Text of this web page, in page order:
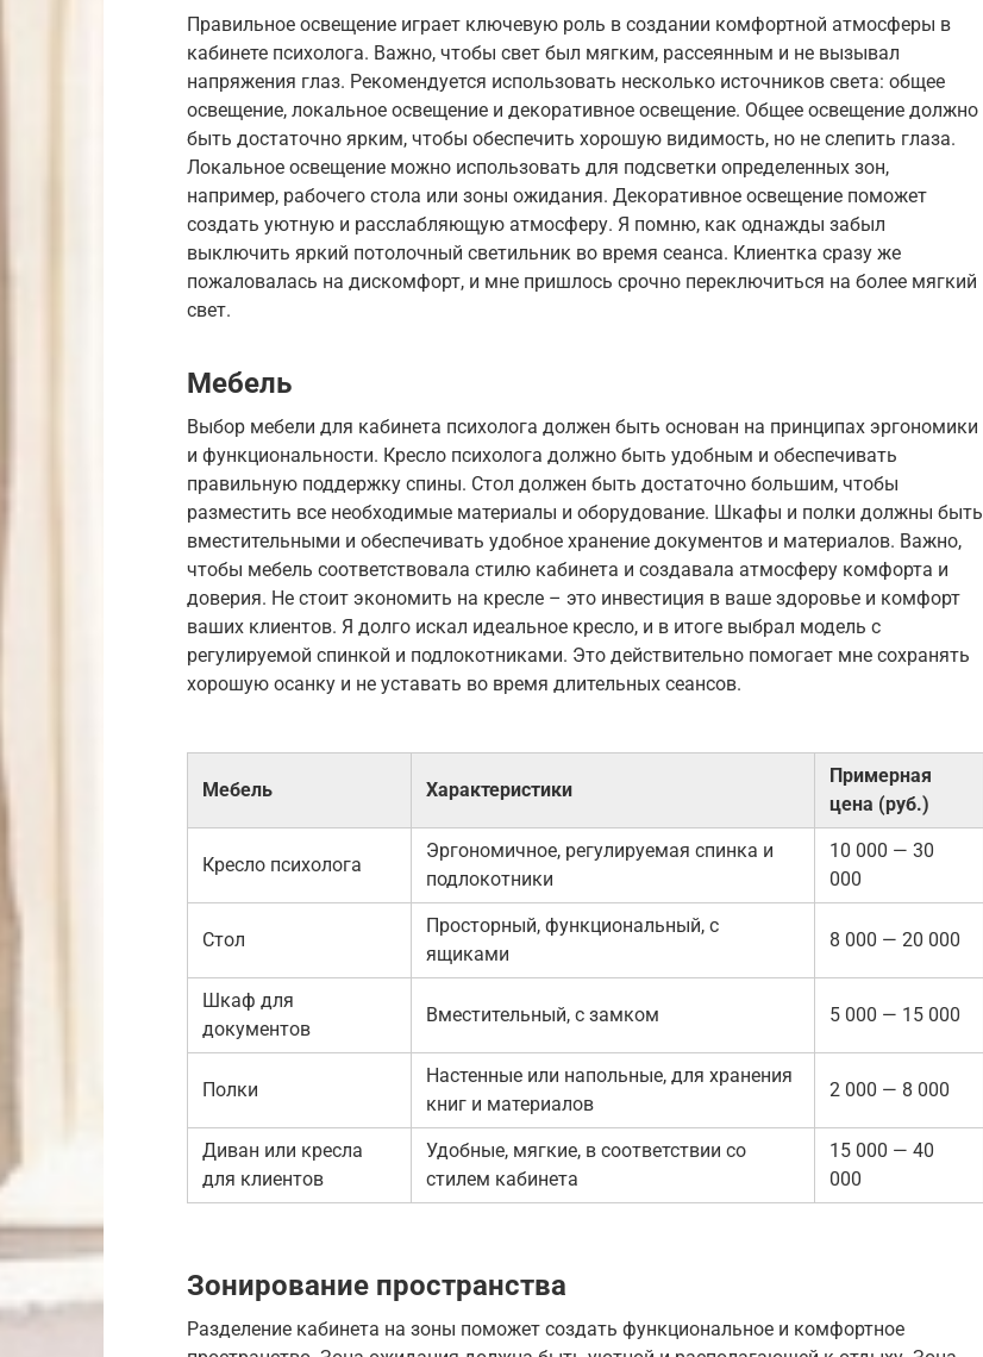
Правильное освещение играет ключевую роль в создании комфортной атмосферы в
кабинете психолога. Важно, чтобы свет был мягким, рассеянным и не вызывал
напряжения глаз. Рекомендуется использовать несколько источников света: общее
освещение, локальное освещение и декоративное освещение. Общее освещение должно
быть достаточно ярким, чтобы обеспечить хорошую видимость, но не слепить глаза.
Локальное освещение можно использовать для подсветки определенных зон,
например, рабочего стола или зоны ожидания. Декоративное освещение поможет
создать уютную и расслабляющую атмосферу. Я помню, как однажды забыл
выключить яркий потолочный светильник во время сеанса. Клиентка сразу же
пожаловалась на дискомфорт, и мне пришлось срочно переключиться на более мягкий
свет.
Мебель
Выбор мебели для кабинета психолога должен быть основан на принципах эргономики
и функциональности. Кресло психолога должно быть удобным и обеспечивать
правильную поддержку спины. Стол должен быть достаточно большим, чтобы
разместить все необходимые материалы и оборудование. Шкафы и полки должны быть
вместительными и обеспечивать удобное хранение документов и материалов. Важно,
чтобы мебель соответствовала стилю кабинета и создавала атмосферу комфорта и
доверия. Не стоит экономить на кресле – это инвестиция в ваше здоровье и комфорт
ваших клиентов. Я долго искал идеальное кресло, и в итоге выбрал модель с
регулируемой спинкой и подлокотниками. Это действительно помогает мне сохранять
хорошую осанку и не уставать во время длительных сеансов.
Мебель Характеристики
Примерная
цена (руб.)
Кресло психолога
Эргономичное, регулируемая спинка и
подлокотники
10 000 — 30
000
Стол
Просторный, функциональный, с
ящиками
8 000 — 20 000
Шкаф для
документов
Вместительный, с замком 5 000 — 15 000
Полки
Настенные или напольные, для хранения
книг и материалов
2 000 — 8 000
Диван или кресла
для клиентов
Удобные, мягкие, в соответствии со
стилем кабинета
15 000 — 40
000
Зонирование пространства
Разделение кабинета на зоны поможет создать функциональное и комфортное